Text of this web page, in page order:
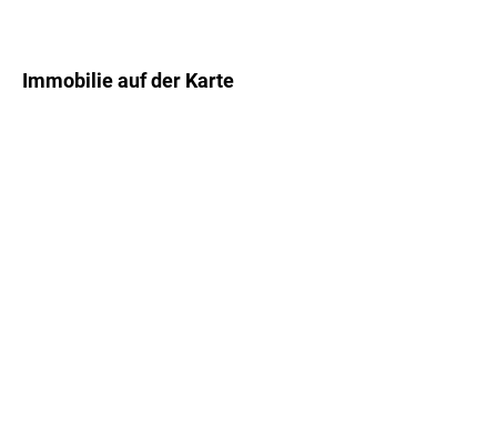
Immobilie auf der Karte